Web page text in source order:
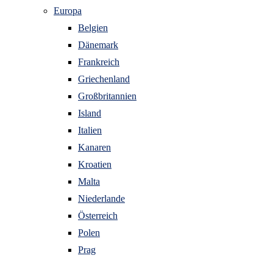
Europa
Belgien
Dänemark
Frankreich
Griechenland
Großbritannien
Island
Italien
Kanaren
Kroatien
Malta
Niederlande
Österreich
Polen
Prag